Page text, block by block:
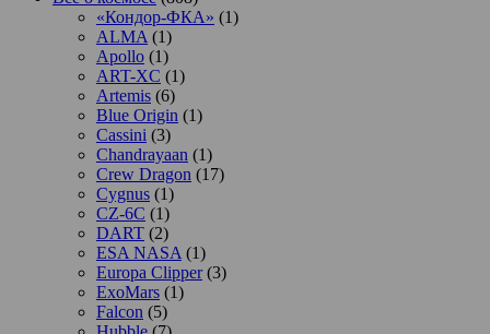
«Кондор-ФКА» (1)
ALMA (1)
Apollo (1)
ART-XC (1)
Artemis (6)
Blue Origin (1)
Cassini (3)
Chandrayaan (1)
Crew Dragon (17)
Cygnus (1)
CZ-6C (1)
DART (2)
ESA NASA (1)
Europa Clipper(3)
ExoMars (1)
Falcon (5)